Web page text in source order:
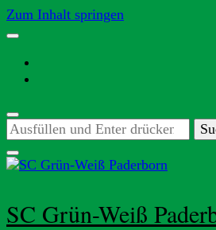
Zum Inhalt springen
Suchst
du
nach
etwas?
SC Grün-Weiß